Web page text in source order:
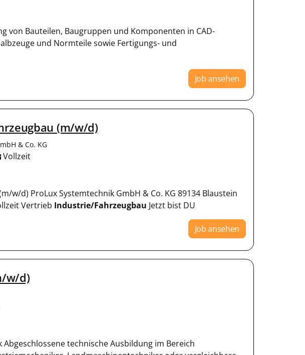
von Bauteilen, Baugruppen und Komponenten in CAD-
und Normteile sowie Fertigungs- und
Job ansehen
(m/w/d)
& Co. KG
Vollzeit
w/d) ProLux Systemtechnik GmbH & Co. KG 89134 Blaustein
Vertrieb Industrie/Fahrzeugbau Jetzt bist DU
Job ansehen
w/d)
technische Ausbildung im Bereich